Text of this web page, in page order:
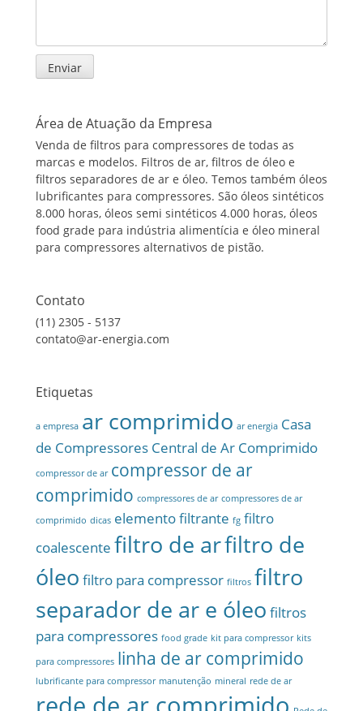
Área de Atuação da Empresa
Venda de filtros para compressores de todas as
marcas e modelos. Filtros de ar, filtros de óleo e
filtros separadores de ar e óleo. Temos também óleos
lubrificantes para compressores. São óleos sintéticos
8.000 horas, óleos semi sintéticos 4.000 horas, óleos
food grade para indústria alimentícia e óleo mineral
para compressores alternativos de pistão.
Contato
(11) 2305 - 5137
contato@ar-energia.com
Etiquetas
a empresa ar comprimido ar energia Casa
de Compressores Central de Ar Comprimido
compressor de ar compressor de ar
comprimido compressores de ar compressores de ar
comprimido dicas elemento filtrante fg filtro
coalescente filtro de arfiltro de
óleo filtro para compressor filtros filtro
separador de ar e óleo filtros
para compressores food grade kit para compressor kits
para compressores linha de ar comprimido
lubrificante para compressor manutenção mineral rede de ar